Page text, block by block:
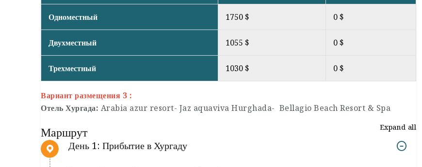
Одноместный 1750 $ 0 $
Двухместный 1055 $ 0 $
Трехместный 1030 $ 0 $
Вариант размещения 3 :
Отель Хургада: Arabia azur resort- Jaz aquaviva Hurghada- Bellagio Beach Resort & Spa
Маршрут Expand all
День 1: Прибытие в Хургаду